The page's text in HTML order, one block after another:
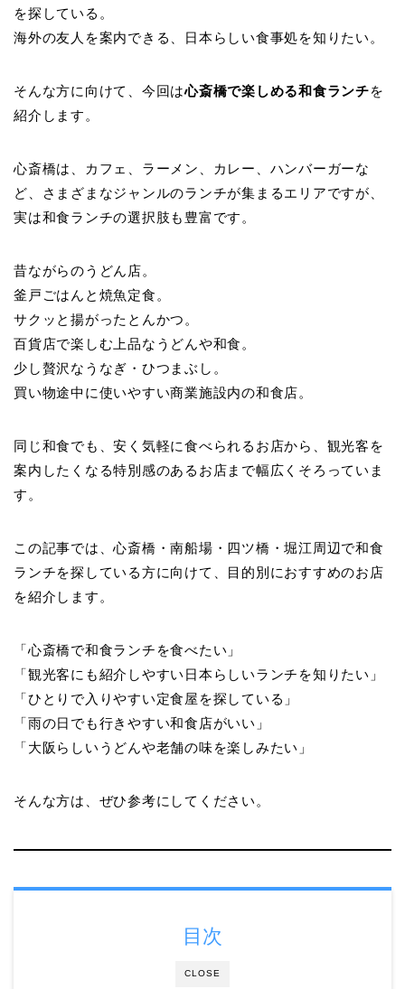
を探している。
海外の友人を案内できる、日本らしい食事処を知りたい。
そんな方に向けて、今回は心斎橋で楽しめる和食ランチを
紹介します。
心斎橋は、カフェ、ラーメン、カレー、ハンバーガーな
ど、さまざまなジャンルのランチが集まるエリアですが、
実は和食ランチの選択肢も豊富です。
昔ながらのうどん店。
釜戸ごはんと焼魚定食。
サクッと揚がったとんかつ。
百貨店で楽しむ上品なうどんや和食。
少し贅沢なうなぎ・ひつまぶし。
買い物途中に使いやすい商業施設内の和食店。
同じ和食でも、安く気軽に食べられるお店から、観光客を
案内したくなる特別感のあるお店まで幅広くそろっていま
す。
この記事では、心斎橋・南船場・四ツ橋・堀江周辺で和食
ランチを探している方に向けて、目的別におすすめのお店
を紹介します。
「心斎橋で和食ランチを食べたい」
「観光客にも紹介しやすい日本らしいランチを知りたい」
「ひとりで入りやすい定食屋を探している」
「雨の日でも行きやすい和食店がいい」
「大阪らしいうどんや老舗の味を楽しみたい」
そんな方は、ぜひ参考にしてください。
CLOSE
目次